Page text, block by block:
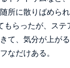
所に散りばめら
もらったが、ステ
て、気分が上が
なだけある。